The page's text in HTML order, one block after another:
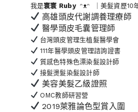
我是寰寰 Rubyᵔᴥᵔ ｜美髮資歷10
高雄頭皮代謝調養理療師
醫學頭皮毛囊管理師
台灣頭皮管理生植髮醫學會
111年醫學頭皮管理諮詢證書
質感色特殊色漂染髮設計師
接髮燙髮染髮設計師
美容美髮乙級證照
OMC教師研習營
2019萊雅論色型賞入圍